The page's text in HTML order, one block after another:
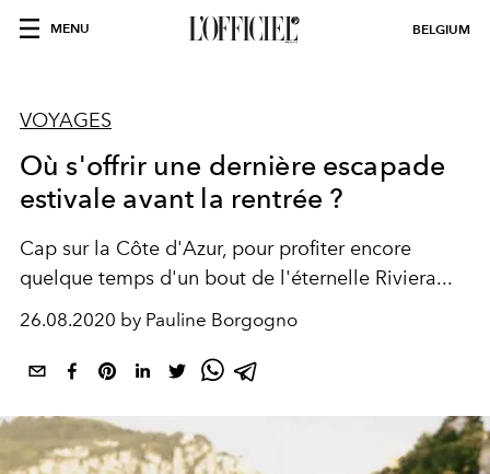
MENU BELGIUM
VOYAGES
Où s'offrir une dernière escapade
estivale avant la rentrée ?
Cap sur la Côte d'Azur, pour profiter encore
quelque temps d'un bout de l'éternelle Riviera...
26.08.2020 by Pauline Borgogno